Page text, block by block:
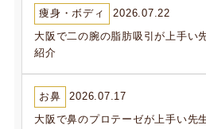
痩身・ボディ 2026.07.22
大阪で二の腕の脂肪吸引が上手い
紹介
お鼻 2026.07.17
大阪で鼻のプロテーゼが上手い先